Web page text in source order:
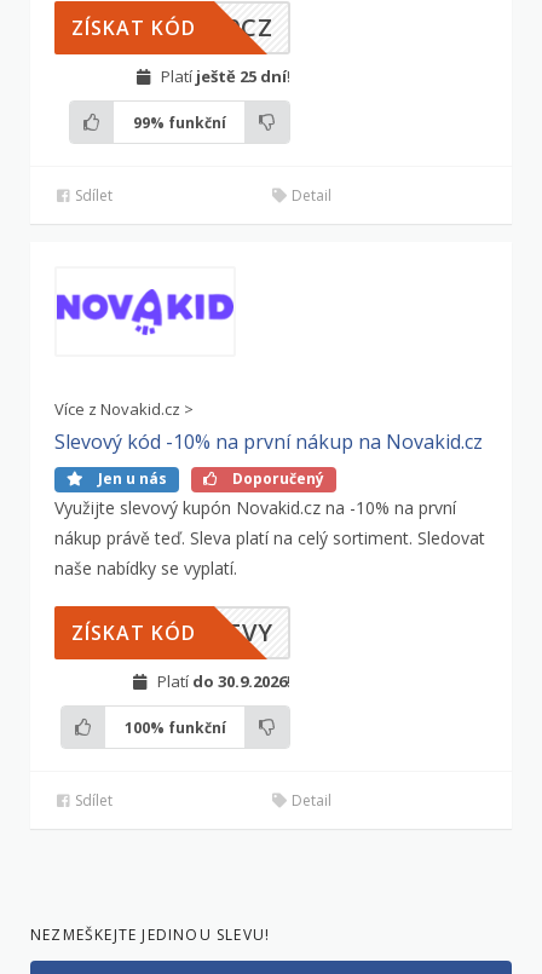
30CZ
ZÍSKAT KÓD
Platí ještě 25 dní!
99% funkční
Sdílet Detail
Více z Novakid.cz >
Slevový kód -10% na první nákup na Novakid.cz
Jen u nás Doporučený
Využijte slevový kupón Novakid.cz na -10% na první
nákup právě teď. Sleva platí na celý sortiment. Sledovat
naše nabídky se vyplatí.
LEVY
ZÍSKAT KÓD
Platí do 30.9.2026!
100% funkční
Sdílet Detail
NEZMEŠKEJTE JEDINOU SLEVU!